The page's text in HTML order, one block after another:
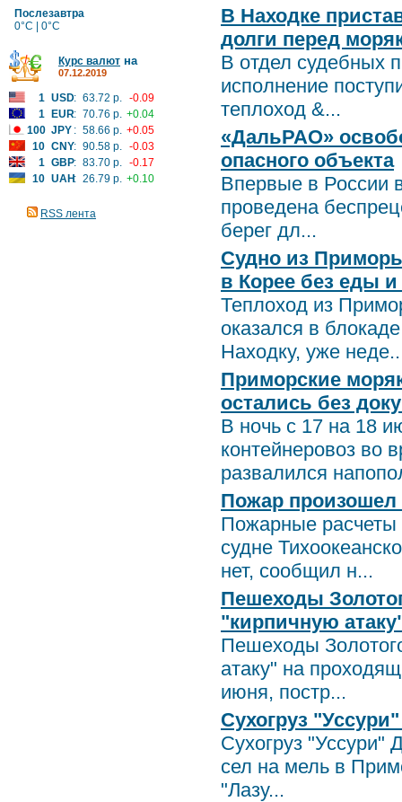
Послезавтра
0°C | 0°C
Курс валют на
07.12.2019
1 USD: 63.72 р. -0.09
1
EUR: 70.76 р. +0.04
100 JPY : 58.66 р. +0.05
10 CNY: 90.58 р. -0.03
1 GBP: 83.70 р. -0.17
10 UAH: 26.79 р. +0.10
RSS лента
В Находке
долги перед
В отдел судебных
исполнение
теплоход &...
«ДальРАО»
опасного объекта
Впервые в
проведена
берег дл...
Судно из
в Корее без еды
Теплоход из
оказался в
Находку, уже
Приморские
остались без
В ночь с 17 на 18
контейнеровоз во
развалился
Пожар произошел
Пожарные расчеты
судне
нет, сообщил н...
Пешеходы
"кирпичную
Пешеходы
атаку" на
июня, постр...
Сухогруз
Сухогруз "Уссури"
сел на мель в
"Лазу...